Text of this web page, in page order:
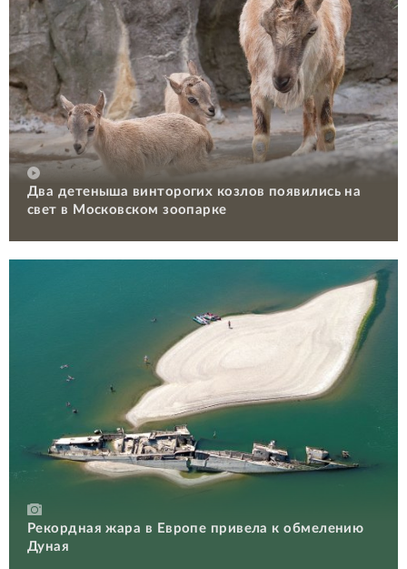
Два детеныша винторогих козлов появились на
свет в Московском зоопарке
Рекордная жара в Европе привела к обмелению
Дуная